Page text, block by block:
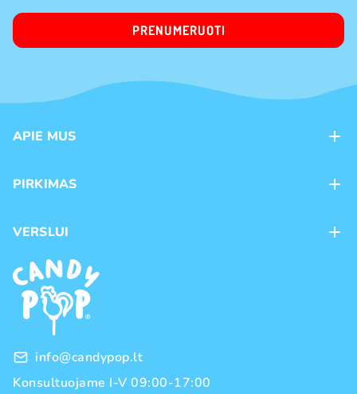
PRENUMERUOTI
APIE MUS
Kontaktai
Naujienos
Prekių ženklai
PIRKIMAS
Pristatymas
Prekių grąžinimas ir keitimas
Pirkimo taisyklės
Privatumo politika
VERSLUI
Franšizė
Didmeninė prekyba
info@candypop.lt
Konsultuojame I-V 09:00-17:00